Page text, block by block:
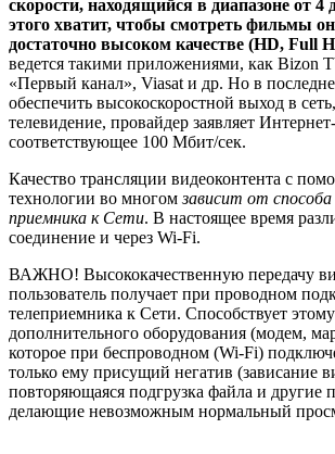
Какое быстродействие
оптимально для СМАРТ-ТВ
Как указывалось выше, минимальная
соединения определяется типом
телевизора контента. Ведь для разных
информации необходима различная ширина
которая обуславливает «проходимость»
словами — скорость скачивания).
воспользоваться простейшими
телевидения, достаточно показателя в 1
характеристики соединения обеспечат
общедоступных каналов телевещания, не
качеством видеоконтента. Чтобы наглядно
или мало заявленной провайдером
IPTV без помех и «провисаний», приведем